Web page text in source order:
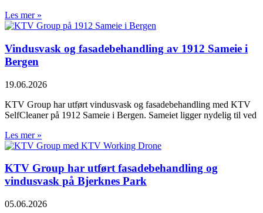
Les mer »
Vindusvask og fasadebehandling av 1912 Sameie i
Bergen
19.06.2026
KTV Group har utført vindusvask og fasadebehandling med KTV
SelfCleaner på 1912 Sameie i Bergen. Sameiet ligger nydelig til ved
Les mer »
KTV Group har utført fasadebehandling og
vindusvask på Bjerknes Park
05.06.2026